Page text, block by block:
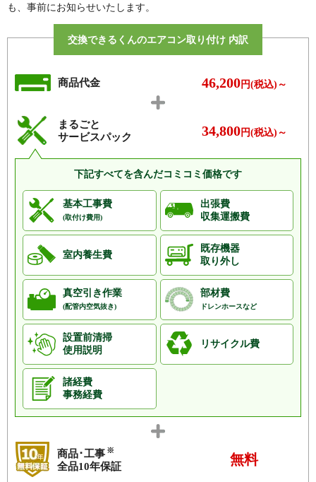
も、事前にお知らせいたします。
交換できるくんのエアコン取り付け 内訳
商品代金 46,200円(税込)～
まるごと
サービスパック
34,800円(税込)～
下記すべてを含んだコミコミ価格です
基本工事費
(取付け費用)
出張費
収集運搬費
室内養生費
既存機器
取り外し
真空引き作業
(配管内空気抜き)
部材費
ドレンホースなど
設置前清掃
使用説明
リサイクル費
諸経費
事務経費
商品･工事 ※
全品10年保証 無料